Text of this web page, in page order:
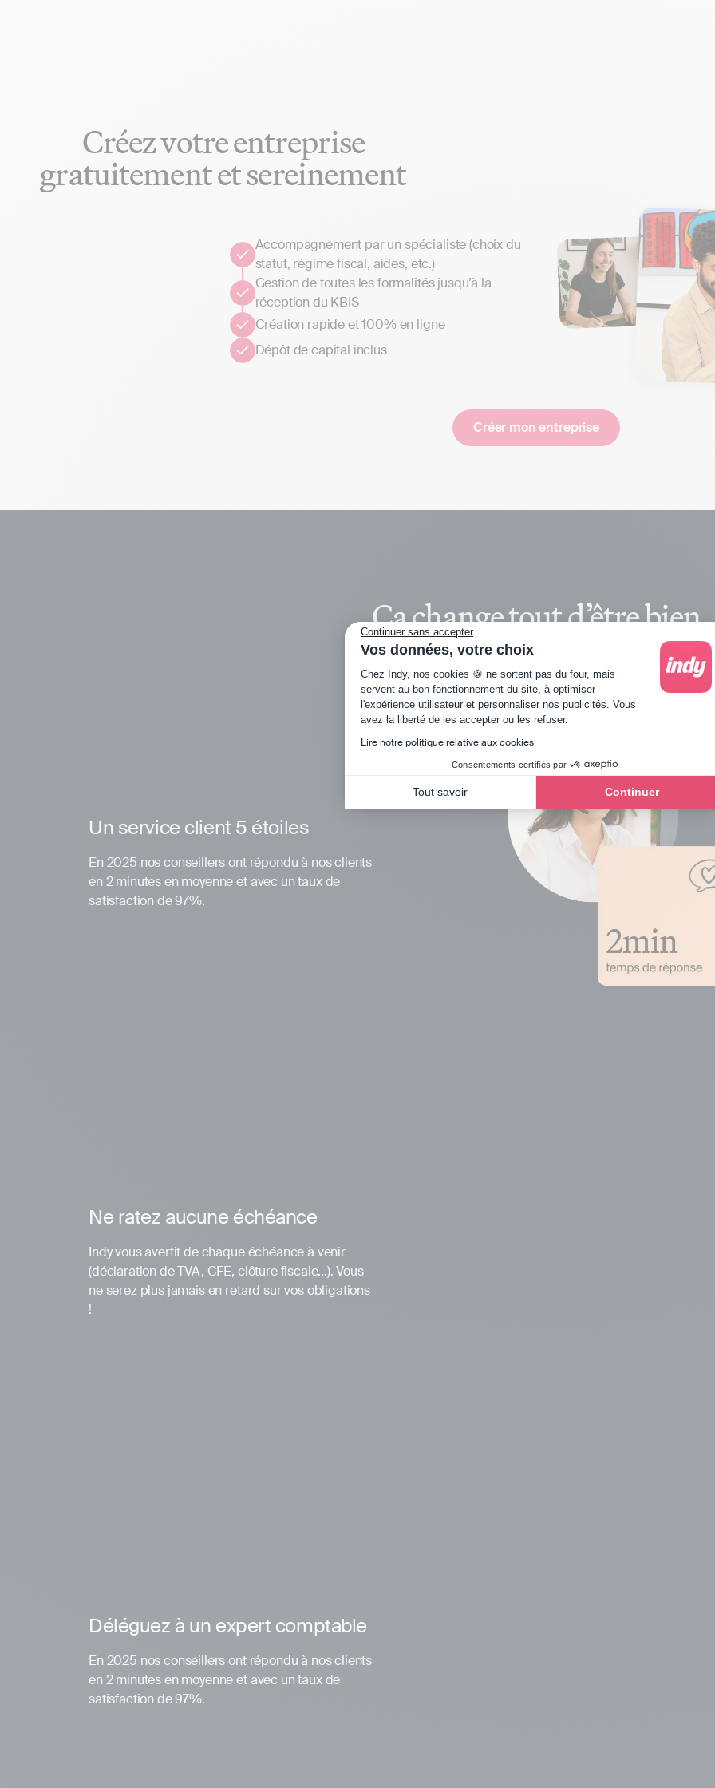
Continuer sans accepter
Vos données, votre choix
Plateforme de Gestion du Consentement :
Chez Indy, nos cookies 🍪 ne sortent pas du four, mais
servent au bon fonctionnement du site, à optimiser
l'expérience utilisateur et personnaliser nos publicités. Vous
avez la liberté de les accepter ou les refuser.
Lire notre politique relative aux cookies
Consentements certifiés par
Tout savoir Continuer
Axeptio consent
Créez votre entreprise
gratuitement et sereinement
Accompagnement par un spécialiste (choix du
statut, régime fiscal, aides, etc.)
Gestion de toutes les formalités jusqu’à la
réception du KBIS
Création rapide et 100% en ligne
Dépôt de capital inclus
Créer mon entreprise
Ça change tout d’être bien
accompagné
Un service client 5 étoiles
En 2025 nos conseillers ont répondu à nos clients
en 2 minutes en moyenne et avec un taux de
satisfaction de 97%.
Ne ratez aucune échéance
Indy vous avertit de chaque échéance à venir
(déclaration de TVA, CFE, clôture fiscale...). Vous
ne serez plus jamais en retard sur vos obligations
!
Déléguez à un expert comptable
En 2025 nos conseillers ont répondu à nos clients
en 2 minutes en moyenne et avec un taux de
satisfaction de 97%.